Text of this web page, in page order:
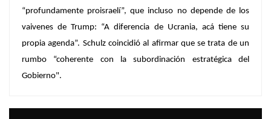
“profundamente proisraelí”, que incluso no depende de los
vaivenes de Trump: “A diferencia de Ucrania, acá tiene su
propia agenda”. Schulz coincidió al afirmar que se trata de un
rumbo “coherente con la subordinación estratégica del
Gobierno".